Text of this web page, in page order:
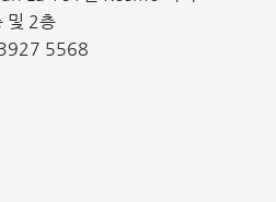
및 2층
5568